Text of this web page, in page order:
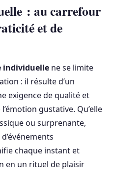
: au carrefour
et de
individuelle ne se limite
: il résulte d’un
exigence de qualité et
gustative. Qu’elle
ou surprenante,
chaque instant et
en un rituel de plaisir